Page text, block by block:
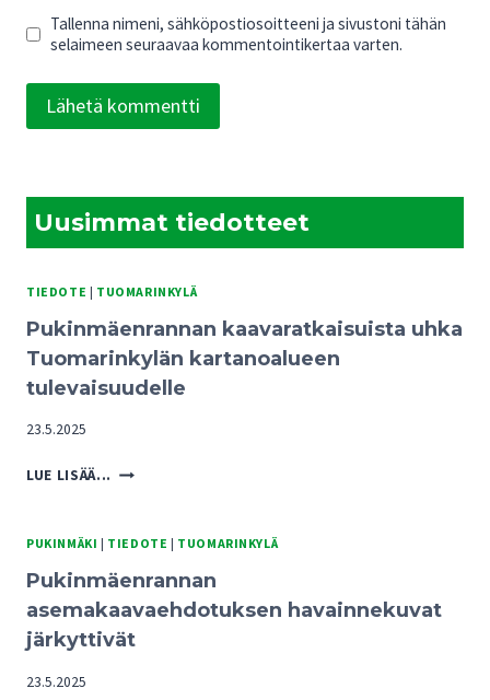
Tallenna nimeni, sähköpostiosoitteeni ja sivustoni tähän
selaimeen seuraavaa kommentointikertaa varten.
Uusimmat tiedotteet
TIEDOTE | TUOMARINKYLÄ
Pukinmäenrannan kaavaratkaisuista uhka
Tuomarinkylän kartanoalueen
tulevaisuudelle
23.5.2025
LUE LISÄÄ... PUKINMÄENRANNAN
TUOMARINKYLÄN
TULEVAISUUDELLE
PUKINMÄKI | TIEDOTE | TUOMARINKYLÄ
Pukinmäenrannan
asemakaavaehdotuksen havainnekuvat
järkyttivät
23.5.2025